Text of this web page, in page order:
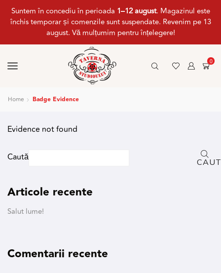
Suntem în concediu în perioada 1–12 august. Magazinul este
închis temporar și comenzile sunt suspendate. Revenim pe 13
august. Vă mulțumim pentru înțelegere!
0
Home Badge Evidence
Evidence not found
Caută
Articole recente
Salut lume!
Comentarii recente